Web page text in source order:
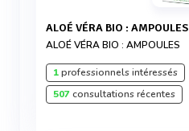
ALOÉ VÉRA BIO : AMPOULES
ALOÉ VÉRA BIO : AMPOULES
1professionnels intéressés
507consultations récentes